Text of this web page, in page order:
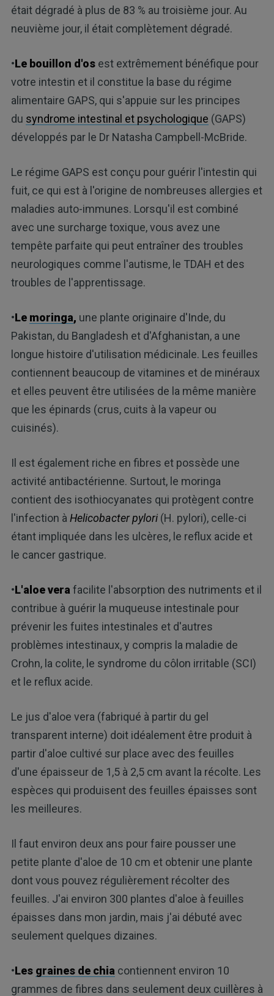
était dégradé à plus de 83 % au troisième jour. Au
neuvième jour, il était complètement dégradé.
•Le bouillon d'osest extrêmement bénéfique pour
votre intestin et il constitue la base du régime
alimentaire GAPS, qui s'appuie sur les principes
du syndrome intestinal et psychologique (GAPS)
développés par le Dr Natasha Campbell-McBride.
Le régime GAPS est conçu pour guérir l'intestin qui
fuit, ce qui est à l'origine de nombreuses allergies et
maladies auto-immunes. Lorsqu'il est combiné
avec une surcharge toxique, vous avez une
tempête parfaite qui peut entraîner des troubles
neurologiques comme l'autisme, le TDAH et des
troubles de l'apprentissage.
•Le moringa, une plante originaire d'Inde, du
Pakistan, du Bangladesh et d'Afghanistan, a une
longue histoire d'utilisation médicinale. Les feuilles
contiennent beaucoup de vitamines et de minéraux
et elles peuvent être utilisées de la même manière
que les épinards (crus, cuits à la vapeur ou
cuisinés).
Il est également riche en fibres et possède une
activité antibactérienne. Surtout, le moringa
contient des isothiocyanates qui protègent contre
l'infection à Helicobacter pylori(H. pylori), celle-ci
étant impliquée dans les ulcères, le reflux acide et
le cancer gastrique.
•L'aloe vera facilite l'absorption des nutriments et il
contribue à guérir la muqueuse intestinale pour
prévenir les fuites intestinales et d'autres
problèmes intestinaux, y compris la maladie de
Crohn, la colite, le syndrome du côlon irritable (SCI)
et le reflux acide.
Le jus d'aloe vera (fabriqué à partir du gel
transparent interne) doit idéalement être produit à
partir d'aloe cultivé sur place avec des feuilles
d'une épaisseur de 1,5 à 2,5 cm avant la récolte. Les
espèces qui produisent des feuilles épaisses sont
les meilleures.
Il faut environ deux ans pour faire pousser une
petite plante d'aloe de 10 cm et obtenir une plante
dont vous pouvez régulièrement récolter des
feuilles. J'ai environ 300 plantes d'aloe à feuilles
épaisses dans mon jardin, mais j'ai débuté avec
seulement quelques dizaines.
•Les graines de chia contiennent environ 10
grammes de fibres dans seulement deux cuillères à